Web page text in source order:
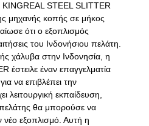
KINGREAL STEEL SLITTER
μηχανής κοπής σε μήκος
ότι ο εξοπλισμός
του Ινδονήσιου πελάτη.
χάλυβα στην Ινδονησία, η
έστειλε έναν επαγγελματία
να επιβλέπει την
λειτουργική εκπαίδευση,
πελάτης θα μπορούσε να
νέο εξοπλισμό. Αυτή η